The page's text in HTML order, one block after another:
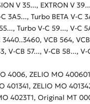
V 35..., EXTRON V
3A5..., Turbo BETA V-
Turbo V-C 59..., V-
VCB 564,
V-CB 57..., V-CB 58...,
4006, ZELIO MO
401341, ZELIO MO
4023T1, Original MT